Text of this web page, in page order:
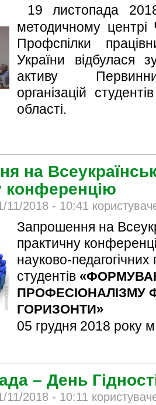
19 листопада
методичному центрі
Профспілки
України відбулася
активу
організацій
області.
на
конференцію
2018 - 10:41
Запрошення на
практичну
науково-педагогічних
студентів
ПРОФЕСІОНАЛІЗМУ
ГОРИЗОНТИ»
05 грудня 2018 року
– День
2018 - 10:11